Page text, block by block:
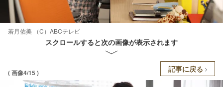
若月佑美 （C）ABCテレビ
スクロールすると次の画像が表示されます
( 画像4/15 ) 記事に戻る